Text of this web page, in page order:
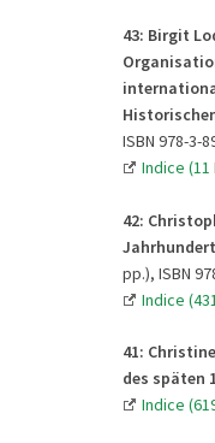
43: Birgit
ISBN 978-3-
Indice (11
42:
pp.), ISBN
Indice
41:
des späten
Indice